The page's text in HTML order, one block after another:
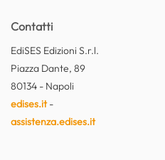
Contatti
EdiSES Edizioni S.r.l.
Piazza Dante, 89
80134 - Napoli
edises.it-
assistenza.edises.it